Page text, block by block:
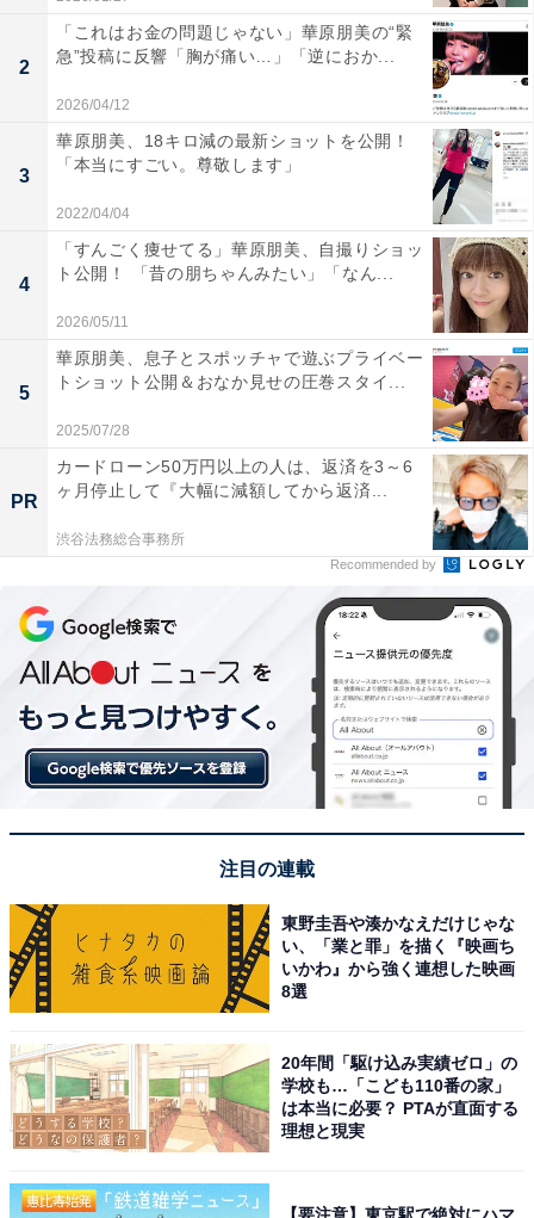
2
「これはお金の問題じゃない」華原朋美の“緊
急”投稿に反響「胸が痛い…」「逆におか...
2026/04/12
3
華原朋美、18キロ減の最新ショットを公開！
「本当にすごい。尊敬します」
2022/04/04
4
「すんごく痩せてる」華原朋美、自撮りショッ
ト公開！ 「昔の朋ちゃんみたい」「なん...
2026/05/11
5
華原朋美、息子とスポッチャで遊ぶプライベー
トショット公開＆おなか見せの圧巻スタイ...
2025/07/28
PR
カードローン50万円以上の人は、返済を3～6
ヶ月停止して『大幅に減額してから返済...
渋谷法務総合事務所
Recommended by
注目の連載
東野圭吾や湊かなえだけじゃな
い、「業と罪」を描く『映画ち
いかわ』から強く連想した映画
8選
20年間「駆け込み実績ゼロ」の
学校も…「こども110番の家」
は本当に必要？ PTAが直面する
理想と現実
【要注意】東京駅で絶対にハマ